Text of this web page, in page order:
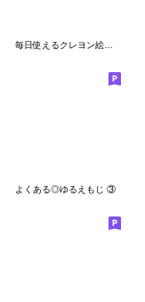
毎日使えるクレヨン絵文字(2)
よくある◎ゆるえもじ ③